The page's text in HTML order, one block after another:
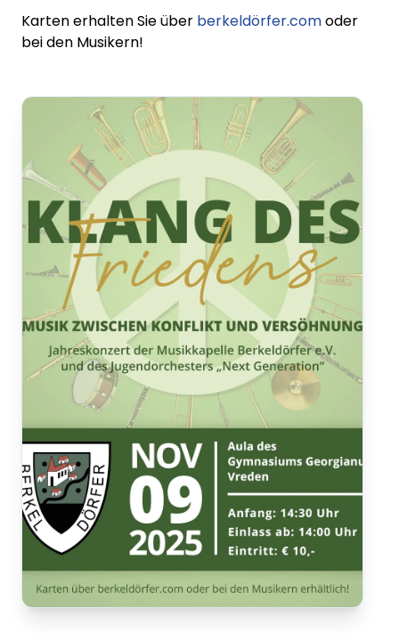
Karten erhalten Sie über berkeldörfer.comoder
bei den Musikern!